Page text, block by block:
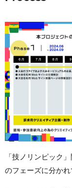
「技ノリンピック
のフェーズに分かれ